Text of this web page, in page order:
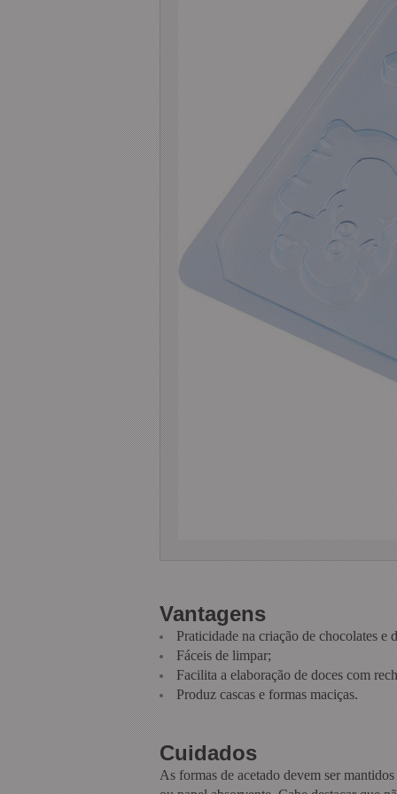
Vantagens
Praticidade na criação de chocolates e
Fáceis de limpar;
Facilita a elaboração de doces com
Produz cascas e formas maciças.
Cuidados
As formas de acetado devem ser